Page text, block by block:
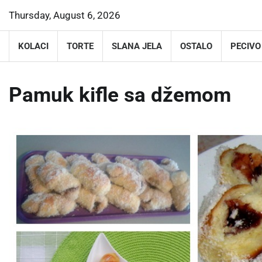
content
Thursday, August 6, 2026
KOLACI TORTE SLANA JELA OSTALO PECIVO
Pamuk kifle sa džemom